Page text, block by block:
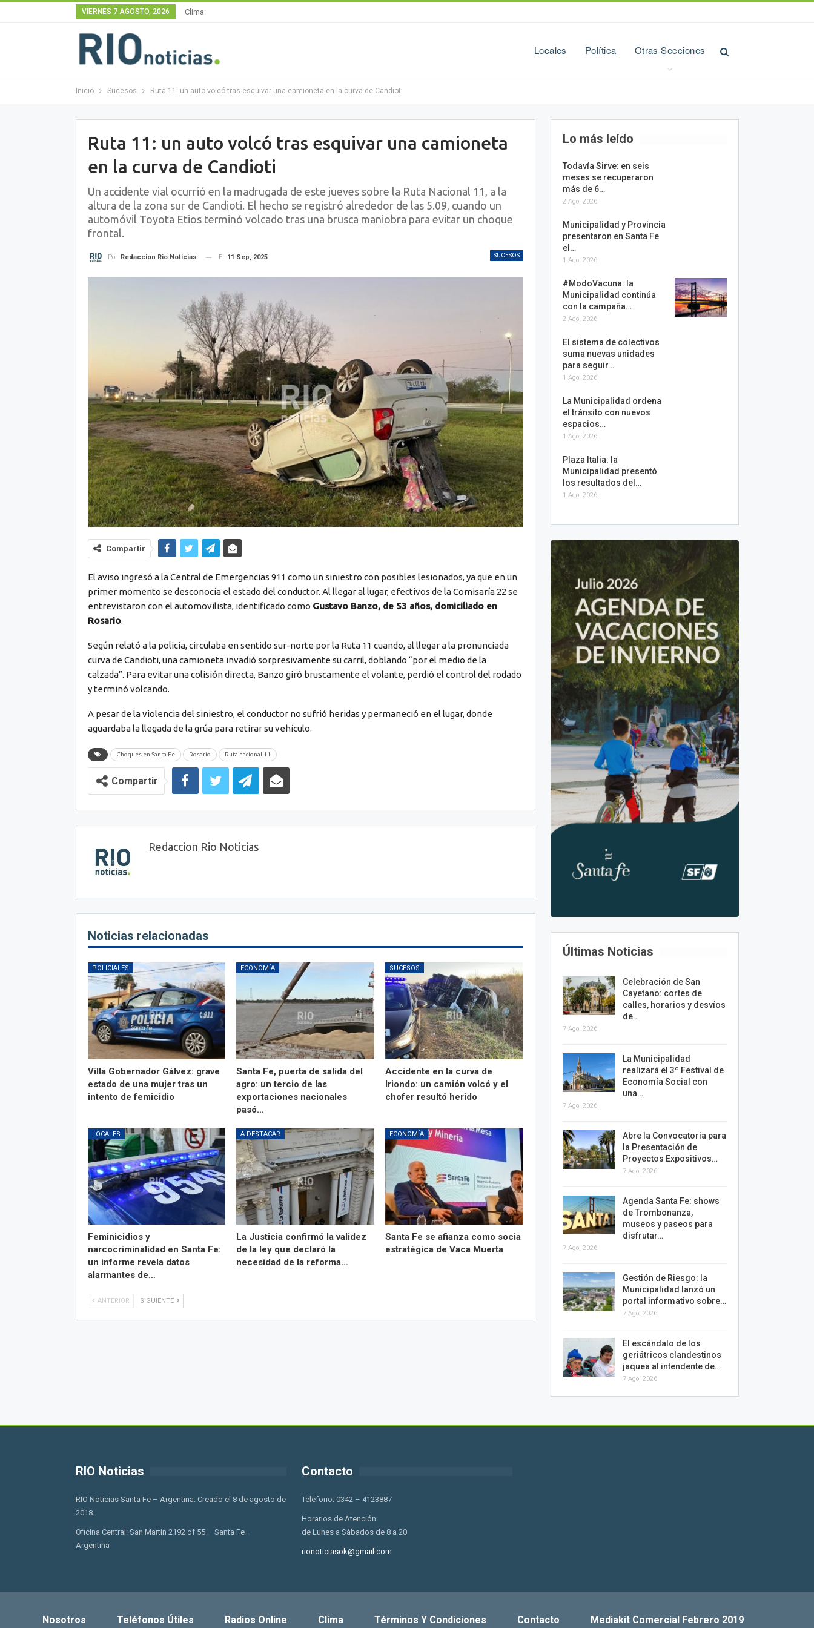
VIERNES 7 AGOSTO, 2026 Clima:
Locales Política Otras Secciones
Inicio Sucesos Ruta 11: un auto volcó tras esquivar una camioneta en la curva de Candioti
Ruta 11: un auto volcó tras esquivar una camioneta
en la curva de Candioti
Un accidente vial ocurrió en la madrugada de este jueves sobre la Ruta Nacional 11, a la
altura de la zona sur de Candioti. El hecho se registró alrededor de las 5.09, cuando un
automóvil Toyota Etios terminó volcado tras una brusca maniobra para evitar un choque
frontal.
SUCESOS
Por Redaccion Rio Noticias El 11 Sep, 2025
Compartir
El aviso ingresó a la Central de Emergencias 911 como un siniestro con posibles lesionados, ya que en un
primer momento se desconocía el estado del conductor. Al llegar al lugar, efectivos de la Comisaría 22 se
entrevistaron con el automovilista, identificado como Gustavo Banzo, de 53 años, domiciliado en
Rosario.
Según relató a la policía, circulaba en sentido sur-norte por la Ruta 11 cuando, al llegar a la pronunciada
curva de Candioti, una camioneta invadió sorpresivamente su carril, doblando “por el medio de la
calzada”. Para evitar una colisión directa, Banzo giró bruscamente el volante, perdió el control del rodado
y terminó volcando.
A pesar de la violencia del siniestro, el conductor no sufrió heridas y permaneció en el lugar, donde
aguardaba la llegada de la grúa para retirar su vehículo.
Choques en Santa Fe Rosario Ruta nacional 11
Compartir
Redaccion Rio Noticias
Noticias relacionadas
POLICIALES
Villa Gobernador Gálvez: grave
estado de una mujer tras un
intento de femicidio
ECONOMÍA
Santa Fe, puerta de salida del
agro: un tercio de las
exportaciones nacionales
pasó…
SUCESOS
Accidente en la curva de
Iriondo: un camión volcó y el
chofer resultó herido
LOCALES
Feminicidios y
narcocriminalidad en Santa Fe:
un informe revela datos
alarmantes de…
A DESTACAR
La Justicia confirmó la validez
de la ley que declaró la
necesidad de la reforma…
ECONOMÍA
Santa Fe se afianza como socia
estratégica de Vaca Muerta
ANTERIOR SIGUIENTE
Lo más leído
Todavía Sirve: en seis
meses se recuperaron
más de 6…
2 Ago, 2026
Municipalidad y Provincia
presentaron en Santa Fe
el…
1 Ago, 2026
#ModoVacuna: la
Municipalidad continúa
con la campaña…
2 Ago, 2026
El sistema de colectivos
suma nuevas unidades
para seguir…
1 Ago, 2026
La Municipalidad ordena
el tránsito con nuevos
espacios…
1 Ago, 2026
Plaza Italia: la
Municipalidad presentó
los resultados del…
1 Ago, 2026
Últimas Noticias
Celebración de San
Cayetano: cortes de
calles, horarios y desvíos
de…
7 Ago, 2026
La Municipalidad
realizará el 3º Festival de
Economía Social con
una…
7 Ago, 2026
Abre la Convocatoria para
la Presentación de
Proyectos Expositivos…
7 Ago, 2026
Agenda Santa Fe: shows
de Trombonanza,
museos y paseos para
disfrutar…
7 Ago, 2026
Gestión de Riesgo: la
Municipalidad lanzó un
portal informativo sobre…
7 Ago, 2026
El escándalo de los
geriátricos clandestinos
jaquea al intendente de…
7 Ago, 2026
RIO Noticias
RIO Noticias Santa Fe – Argentina. Creado el 8 de agosto de
2018.
Oficina Central: San Martin 2192 of 55 – Santa Fe –
Argentina
Contacto
Telefono: 0342 – 4123887
Horarios de Atención:
de Lunes a Sábados de 8 a 20
rionoticiasok@gmail.com
Nosotros Teléfonos Útiles Radios Online Clima Términos Y Condiciones Contacto Mediakit Comercial Febrero 2019